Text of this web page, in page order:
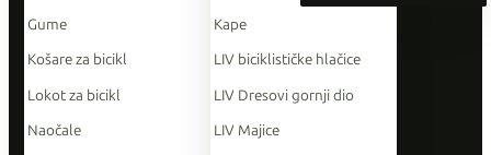
Gume
Košare za bicikl
Lokot za bicikl
Naočale
Kape
LIV biciklističke hlačice
LIV Dresovi gornji dio
LIV Majice